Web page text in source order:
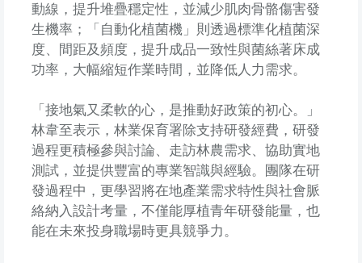
動線，提升堆疊穩定性，並減少肌肉骨骼傷害發
生機率；「自動化植菌機」則透過標準化植菌深
度、間距及頻度，提升成品一致性與菌絲著床成
功率，大幅縮短作業時間，並降低人力需求。
「接地氣又柔軟的心，是推動好政策的初心。」
林韋至表示，林業保育署除支持研發經費，研發
過程更積極參與討論、走訪林農需求、協助實地
測試，並提供豐富的專業智識與經驗。團隊在研
發過程中，更學習將在地產業需求特性與社會脈
絡納入設計考量，不僅能厚植青年研發能量，也
能在未來投身職場時更具競爭力。